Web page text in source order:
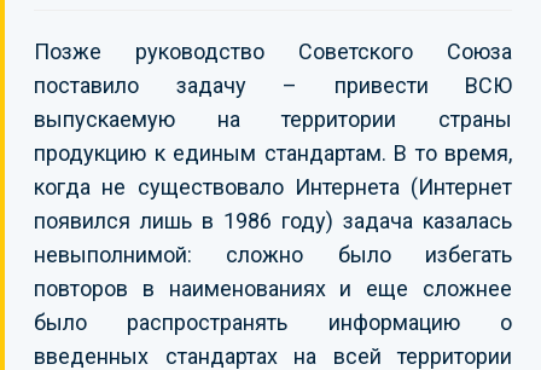
Позже руководство Советского Союза
поставило задачу – привести ВСЮ
выпускаемую на территории страны
продукцию к единым стандартам. В то время,
когда не существовало Интернета (Интернет
появился лишь в 1986 году) задача казалась
невыполнимой: сложно было избегать
повторов в наименованиях и еще сложнее
было распространять информацию о
введенных стандартах на всей территории